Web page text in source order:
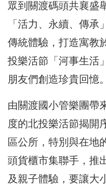
眾到關渡碼頭共襄盛
「活力、永續、傳
傳統體驗，打造寓教
投樂活節「河事生活
朋友們創造珍貴回憶。
由關渡國小管樂團帶
度的北投樂活節揭開
區公所，特別與在地
頭貨櫃市集聯手，推
及親子體驗，要讓大